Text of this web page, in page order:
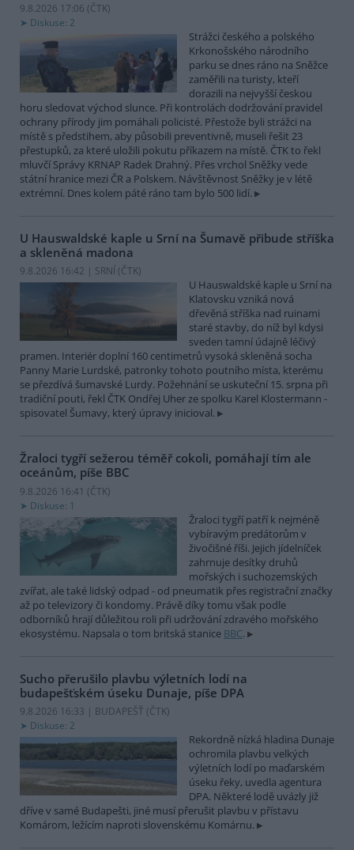
9.8.2026 17:06 (ČTK)
Diskuse: 2
Strážci českého a polského
Krkonošského národního
parku se dnes ráno na Sněžce
zaměřili na turisty, kteří
dorazili na nejvyšší českou
horu sledovat východ slunce. Při kontrolách dodržování pravidel
ochrany přírody jim pomáhali policisté. Přestože byli strážci na
místě s předstihem, aby působili preventivně, museli řešit 23
přestupků, za které uložili pokutu příkazem na místě. ČTK to řekl
mluvčí Správy KRNAP Radek Drahný. Přes vrchol Sněžky vede
státní hranice mezi ČR a Polskem. Návštěvnost Sněžky je v létě
extrémní. Dnes kolem páté ráno tam bylo 500 lidí.
U Hauswaldské kaple u Srní na Šumavě přibude stříška
a skleněná madona
9.8.2026 16:42 | SRNÍ (ČTK)
U Hauswaldské kaple u Srní na
Klatovsku vzniká nová
dřevěná stříška nad ruinami
staré stavby, do níž byl kdysi
sveden tamní údajně léčivý
pramen. Interiér doplní 160 centimetrů vysoká skleněná socha
Panny Marie Lurdské, patronky tohoto poutního místa, kterému
se přezdívá šumavské Lurdy. Požehnání se uskuteční 15. srpna při
tradiční pouti, řekl ČTK Ondřej Uher ze spolku Karel Klostermann -
spisovatel Šumavy, který úpravy inicioval.
Žraloci tygří sežerou téměř cokoli, pomáhají tím ale
oceánům, píše BBC
9.8.2026 16:41 (ČTK)
Diskuse: 1
Žraloci tygří patří k nejméně
vybíravým predátorům v
živočišné říši. Jejich jídelníček
zahrnuje desítky druhů
mořských i suchozemských
zvířat, ale také lidský odpad - od pneumatik přes registrační značky
až po televizory či kondomy. Právě díky tomu však podle
odborníků hrají důležitou roli při udržování zdravého mořského
ekosystému. Napsala o tom britská stanice BBC.
Sucho přerušilo plavbu výletních lodí na
budapešťském úseku Dunaje, píše DPA
9.8.2026 16:33 | BUDAPEŠŤ (ČTK)
Diskuse: 2
Rekordně nízká hladina Dunaje
ochromila plavbu velkých
výletních lodí po maďarském
úseku řeky, uvedla agentura
DPA. Některé lodě uvázly již
dříve v samé Budapešti, jiné musí přerušit plavbu v přístavu
Komárom, ležícím naproti slovenskému Komárnu.